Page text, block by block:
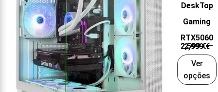
DeskTop
Gaming
RTX5060
2,599€ –
2,999€
Ver
opções